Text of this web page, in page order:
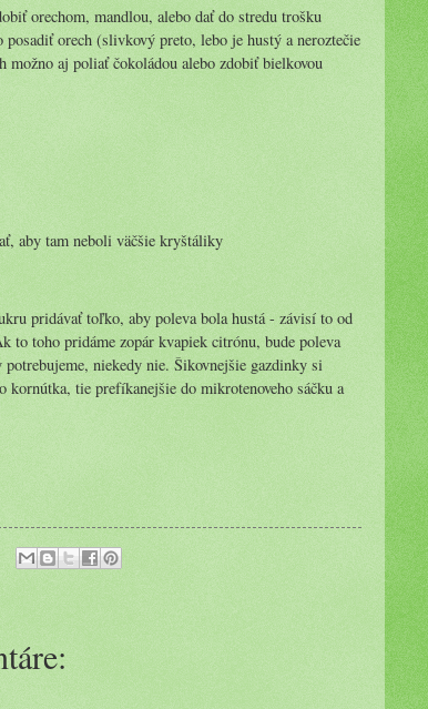
orechom, mandlou, alebo dať do stredu trošku
posadiť orech (slivkový preto, lebo je hustý a neroztečie
možno aj poliať čokoládou alebo zdobiť bielkovou
aby tam neboli väčšie kryštáliky
pridávať toľko, aby poleva bola hustá - závisí to od
to toho pridáme zopár kvapiek citrónu, bude poleva
niekedy nie. Šikovnejšie gazdinky si
kornútka, tie prefíkanejšie do mikrotenoveho sáčku a